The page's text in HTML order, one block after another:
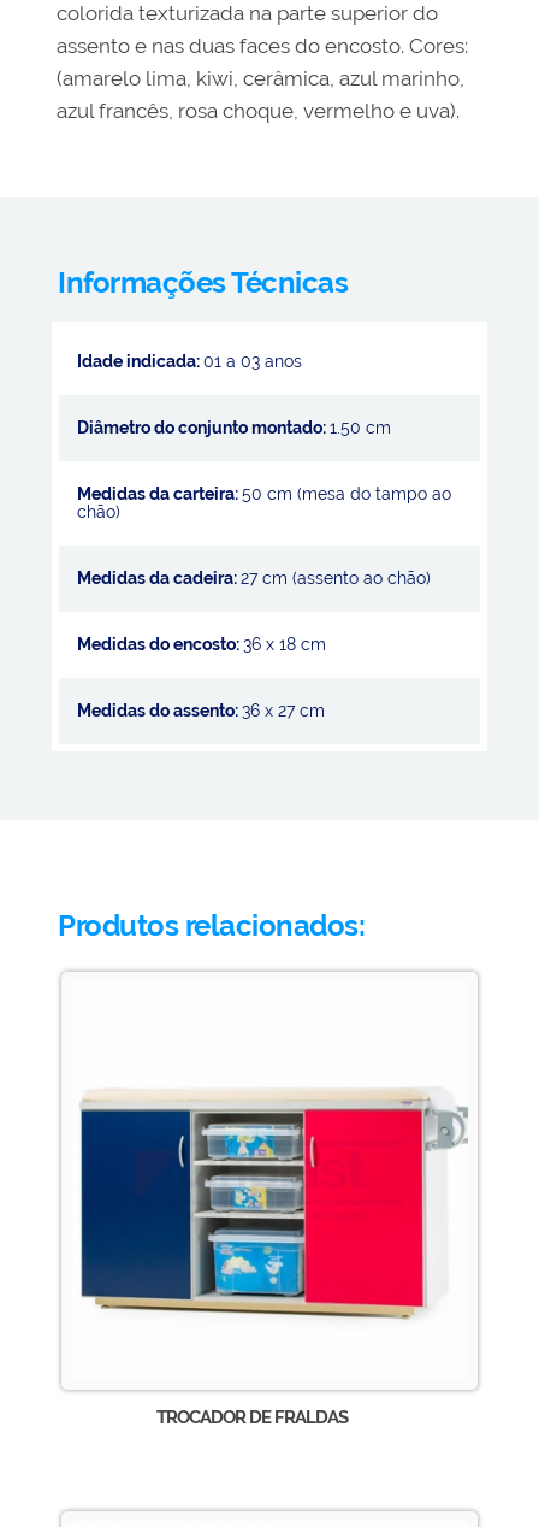
colorida texturizada na parte superior do
assento e nas duas faces do encosto. Cores:
(amarelo lima, kiwi, cerâmica, azul marinho,
azul francês, rosa choque, vermelho e uva).
Informações Técnicas
Idade indicada:01 a 03 anos
Diâmetro do conjunto montado:1.50 cm
Medidas da carteira:50 cm (mesa do tampo ao
chão)
Medidas da cadeira:27 cm (assento ao chão)
Medidas do encosto:36 x 18 cm
Medidas do assento:36 x 27 cm
Produtos relacionados:
TROCADOR DE FRALDAS